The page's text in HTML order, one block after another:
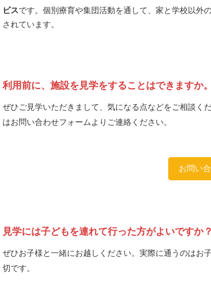
ビスです。個別療育や集団活動を通して、家と学校以外
されています。
利用前に、施設を見学をすることはできますか。
ぜひご見学いただきまして、気になる点などをご相談く
はお問い合わせフォームよりご連絡ください。
お問い
見学には子どもを連れて行った方がよいですか？
ぜひお子様と一緒にお越しください。実際に通うのはお
切です。